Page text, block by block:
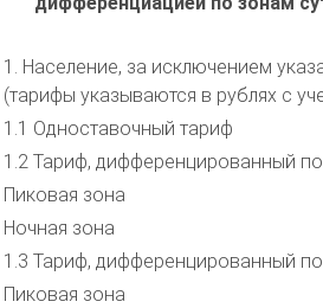
1. Население, за исключением
(тарифы указываются в рублях с
1.1 Одноставочный тариф
1.2 Тариф, дифференцированный
Пиковая зона
Ночная зона
1.3 Тариф, дифференцированный
Пиковая зона